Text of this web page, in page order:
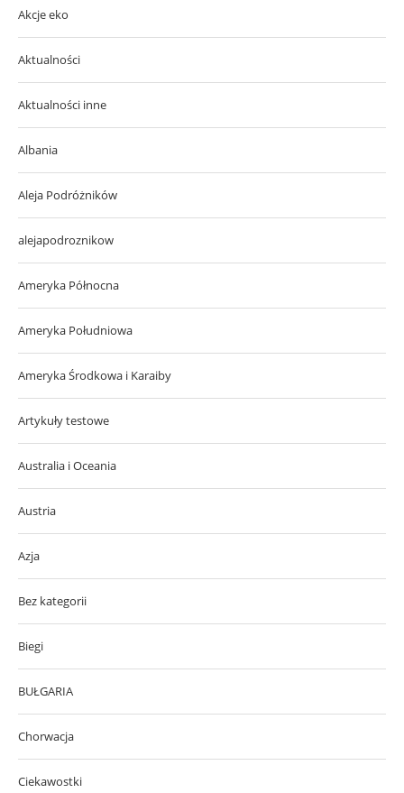
Akcje eko
Aktualności
Aktualności inne
Albania
Aleja Podróżników
alejapodroznikow
Ameryka Północna
Ameryka Południowa
Ameryka Środkowa i Karaiby
Artykuły testowe
Australia i Oceania
Austria
Azja
Bez kategorii
Biegi
BUŁGARIA
Chorwacja
Ciekawostki